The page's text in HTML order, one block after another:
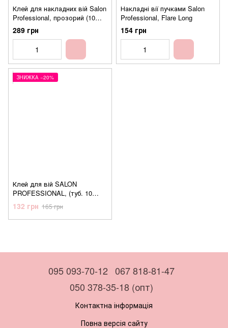
Клей для накладних вій Salon
Professional, прозорий (10
шт.)
289 грн
Накладні вії пучками Salon
Professional, Flare Long
154 грн
ЗНИЖКА −20%
Клей для вій SALON
PROFESSIONAL, (туб. 10
грам)
132 грн 165 грн
095 093-70-12 067 818-81-47
050 378-35-18 (опт)
Контактна інформація
Повна версія сайту